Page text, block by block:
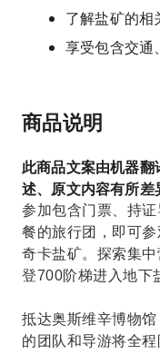
了解盐矿的相
享受包含交通
商品说明
此商品文案由机器
述、原文内容有所差
参加包含门票、持
餐的旅行团，即可
奇卡盐矿。探索集
登700阶梯进入地下
抵达奥斯维辛博物
的团队和导游将全